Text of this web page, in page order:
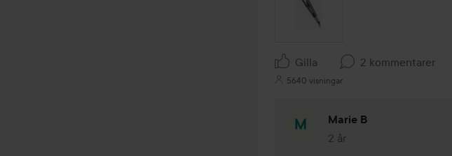
Gilla 2 kommentarer
5640 visningar
Marie B
2 år
Kommentaren lades 2 år